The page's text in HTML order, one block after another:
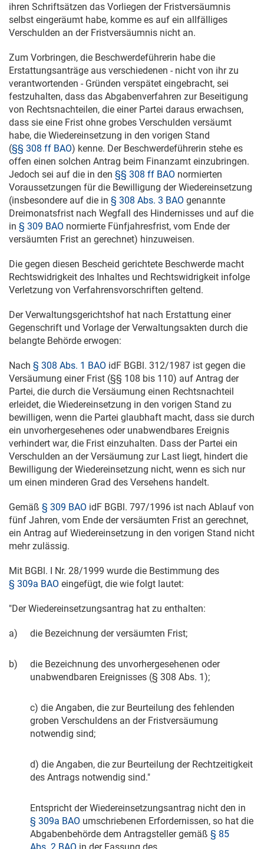
ihren Schriftsätzen das Vorliegen der Fristversäumnis
selbst eingeräumt habe, komme es auf ein allfälliges
Verschulden an der Fristversäumnis nicht an.
Zum Vorbringen, die Beschwerdeführerin habe die
Erstattungsanträge aus verschiedenen - nicht von ihr zu
verantwortenden - Gründen verspätet eingebracht, sei
festzuhalten, dass das Abgabenverfahren zur Beseitigung
von Rechtsnachteilen, die einer Partei daraus erwachsen,
dass sie eine Frist ohne grobes Verschulden versäumt
habe, die Wiedereinsetzung in den vorigen Stand
(§§ 308 ff BAO) kenne. Der Beschwerdeführerin stehe es
offen einen solchen Antrag beim Finanzamt einzubringen.
Jedoch sei auf die in den §§ 308 ff BAO normierten
Voraussetzungen für die Bewilligung der Wiedereinsetzung
(insbesondere auf die in § 308 Abs. 3 BAO genannte
Dreimonatsfrist nach Wegfall des Hindernisses und auf die
in § 309 BAO normierte Fünfjahresfrist, vom Ende der
versäumten Frist an gerechnet) hinzuweisen.
Die gegen diesen Bescheid gerichtete Beschwerde macht
Rechtswidrigkeit des Inhaltes und Rechtswidrigkeit infolge
Verletzung von Verfahrensvorschriften geltend.
Der Verwaltungsgerichtshof hat nach Erstattung einer
Gegenschrift und Vorlage der Verwaltungsakten durch die
belangte Behörde erwogen:
Nach § 308 Abs. 1 BAO idF BGBl. 312/1987 ist gegen die
Versäumung einer Frist (§§ 108 bis 110) auf Antrag der
Partei, die durch die Versäumung einen Rechtsnachteil
erleidet, die Wiedereinsetzung in den vorigen Stand zu
bewilligen, wenn die Partei glaubhaft macht, dass sie durch
ein unvorhergesehenes oder unabwendbares Ereignis
verhindert war, die Frist einzuhalten. Dass der Partei ein
Verschulden an der Versäumung zur Last liegt, hindert die
Bewilligung der Wiedereinsetzung nicht, wenn es sich nur
um einen minderen Grad des Versehens handelt.
Gemäß § 309 BAO idF BGBl. 797/1996 ist nach Ablauf von
fünf Jahren, vom Ende der versäumten Frist an gerechnet,
ein Antrag auf Wiedereinsetzung in den vorigen Stand nicht
mehr zulässig.
Mit BGBl. I Nr. 28/1999 wurde die Bestimmung des
§ 309a BAO eingefügt, die wie folgt lautet:
"Der Wiedereinsetzungsantrag hat zu enthalten:
a) die Bezeichnung der versäumten Frist;
b)
die Bezeichnung des unvorhergesehenen oder
unabwendbaren Ereignisses (§ 308 Abs. 1);
c) die Angaben, die zur Beurteilung des fehlenden
groben Verschuldens an der Fristversäumung
notwendig sind;
d) die Angaben, die zur Beurteilung der Rechtzeitigkeit
des Antrags notwendig sind."
Entspricht der Wiedereinsetzungsantrag nicht den in
§ 309a BAO umschriebenen Erfordernissen, so hat die
Abgabenbehörde dem Antragsteller gemäß § 85